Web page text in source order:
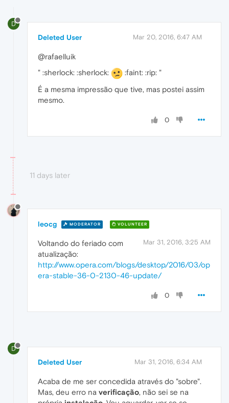
D
Deleted User Mar 20, 2016, 6:47 AM
@rafaelluik
" :sherlock: :sherlock:
:faint: :rip: "
É a mesma impressão que tive, mas postei assim
mesmo.
0
11 days later
leocg MODERATOR VOLUNTEER
Mar 31, 2016, 3:25 AM
Voltando do feriado com
atualização:
http://www.opera.com/blogs/desktop/2016/03/op
era-stable-36-0-2130-46-update/
0
D
Deleted User Mar 31, 2016, 6:34 AM
Acaba de me ser concedida através do "sobre".
Mas, deu erro na verificação, não sei se na